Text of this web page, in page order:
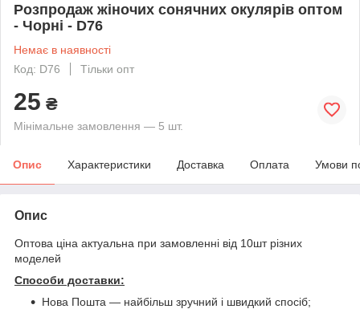
Розпродаж жіночих сонячних окулярів оптом
- Чорні - D76
Немає в наявності
Код: D76
Тільки опт
25 ₴
Мінімальне замовлення — 5 шт.
Опис Характеристики Доставка Оплата Умови
Опис
Оптова ціна актуальна при замовленні від 10шт різних
моделей
Способи доставки:
Нова Пошта ― найбільш зручний і швидкий спосіб;